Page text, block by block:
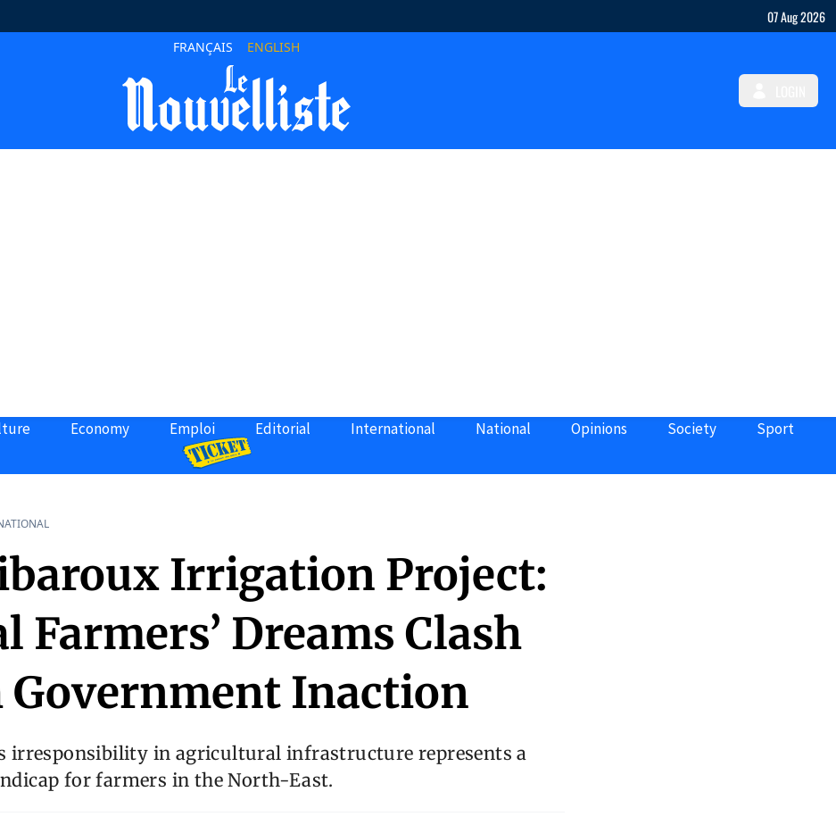
07 Aug 2026
FRANÇAIS ENGLISH
Economy Emploi Editorial International National Opinions Society Sport
Irrigation Project:
Farmers’ Dreams Clash
Inaction
irresponsibility in agricultural infrastructure represents a
for farmers in the North-East.